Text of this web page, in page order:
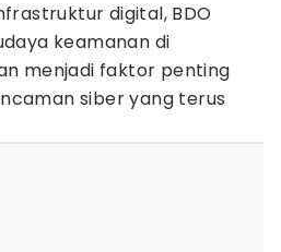
digital, BDO
keamanan di
menjadi faktor penting
siber yang terus